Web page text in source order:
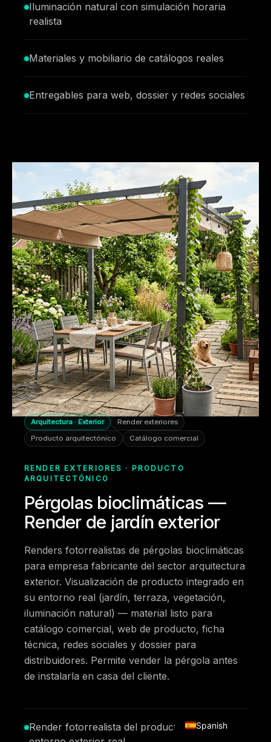
Iluminación natural con simulación horaria
realista
Materiales y mobiliario de catálogos reales
Entregables para web, dossier y redes sociales
12 / 14
Arquitectura · Exterior
Render exteriores
Producto arquitectónico
Catálogo comercial
RENDER EXTERIORES · PRODUCTO
ARQUITECTÓNICO
Pérgolas bioclimáticas —
Render de jardín exterior
Renders fotorrealistas de pérgolas bioclimáticas
para empresa fabricante del sector arquitectura
exterior. Visualización de producto integrado en
su entorno real (jardín, terraza, vegetación,
iluminación natural) — material listo para
catálogo comercial, web de producto, ficha
técnica, redes sociales y dossier para
distribuidores. Permite vender la pérgola antes
de instalarla en casa del cliente.
Render fotorrealista del producto integrado en
Spanish